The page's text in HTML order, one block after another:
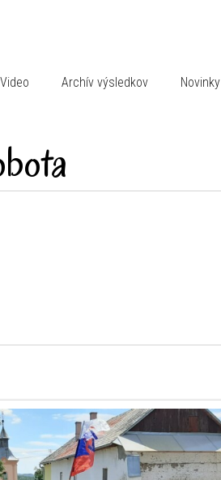
Video Archív výsledkov Novinky